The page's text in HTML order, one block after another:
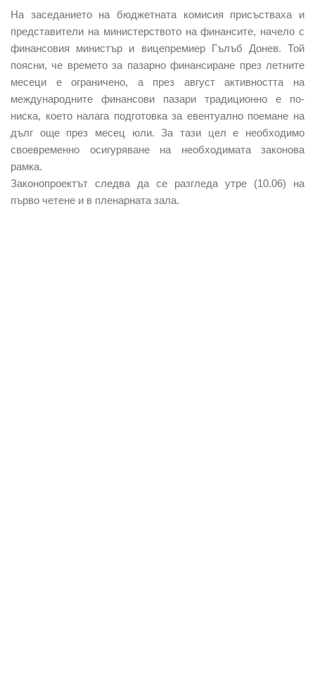
На заседанието на бюджетната комисия присъстваха и
представители на министерството на финансите, начело с
финансовия министър и вицепремиер Гълъб Донев.Той
поясни, че времето за пазарно финансиране през летните
месеци е ограничено, а през август активността на
международните финансови пазари традиционно е по-
ниска, което налага подготовка за евентуално поемане на
дълг още през месец юли. За тази цел е необходимо
своевременно осигуряване на необходимата законова
рамка.
Законопроектът следва да се разгледа утре (10.06) на
първо четене и в пленарната зала.